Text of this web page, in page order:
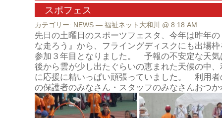
スポフェス
カテゴリー: NEWS — 福祉ネット大和川 @ 8:18 AM
先日の土曜日のスポーツフェスタ、今年は昨年
な走ろう』から、フライングディスクにも出場
参加３年目となりました。 予報の不安定な天気
後から雲が少し出たぐらいの恵まれた天候の中
に応援に精いっぱい頑張っていました。 利用者
の保護者のみなさん・スタッフのみなさんおつ